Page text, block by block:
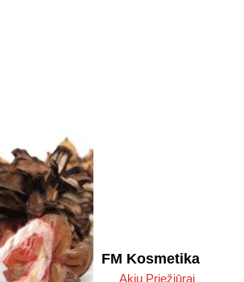
FM Kosmetika
Akių Priežiūrai